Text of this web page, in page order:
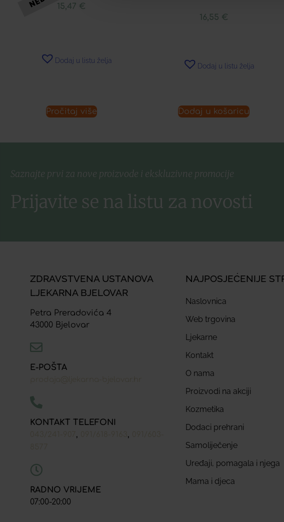
15,47 €
Dodaj u listu želja
Pročitaj više
16,55 €
Dodaj u listu želja
Dodaj u košaricu
Saznajte prvi za nove proizvode i ekskluzivne promocije
Prijavite se na listu za novosti
ZDRAVSTVENA USTANOVA
LJEKARNA BJELOVAR
Petra Preradovića 4
43000 Bjelovar
E-POŠTA
KONTAKT TELEFONI
, ,
RADNO VRIJEME
07:00-20:00
NAJPOSJEĆENIJE
Naslovnica
Web trgovina
Ljekarne
Kontakt
O nama
Proizvodi na akciji
Kozmetika
Dodaci prehrani
Samoliječenje
Uređaji, pomagala i njega
Mama i djeca